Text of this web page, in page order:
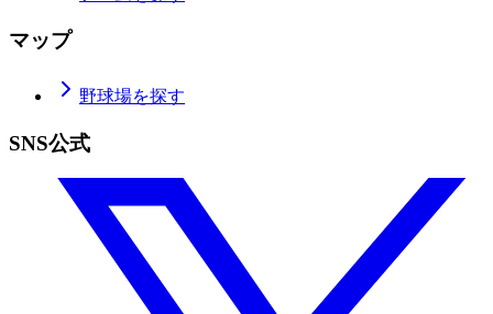
マップ
野球場を探す
SNS公式